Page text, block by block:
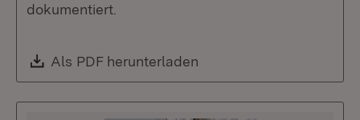
dokumentiert.
Download:
Als PDF herunterladen